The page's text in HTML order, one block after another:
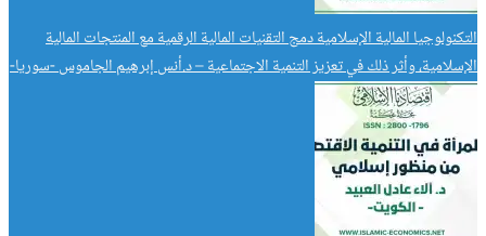
التكنولوجيا المالية الإسلامية دمج التقنيات المالية الرقمية مع المنتجات المالية
الإسلامية، وأثر ذلك في تعزيز التنمية الاجتماعية – د.أنس إبرهيم الجاموس -سوريا-